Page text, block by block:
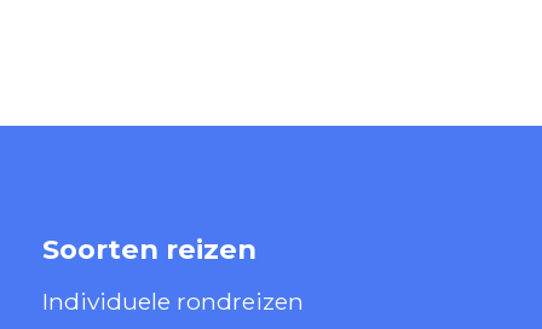
Soorten reizen
Individuele rondreizen